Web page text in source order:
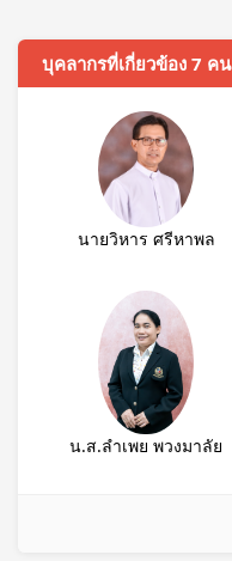
บุคลากรที่เกี่ยวข้อง 7 คน
นายวิหาร ศรีหาพล
น.ส.ลำเพย พวงมาลัย